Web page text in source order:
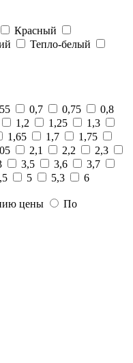
Красный
Тепло-белый
0,7 0,75
0,8
1,2 1,25
1,3
1,65 1,7
1,75
2,1 2,2
2,3
3,5 3,6
3,7
5 5,3
6
цены
По